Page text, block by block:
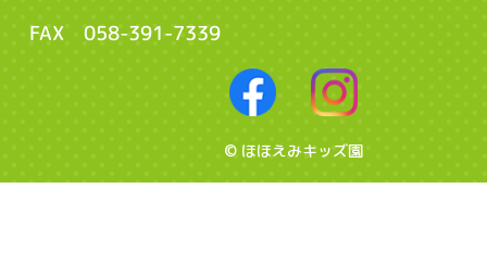
FAX 058-391-7339
© ほほえみキッズ園